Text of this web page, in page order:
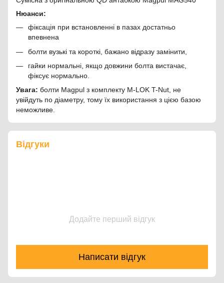
Нюанси:
фіксація при встановленні в пазах достатньо
впевнена
болти вузькі та короткі, бажано відразу замінити,
гайки нормальні, якщо довжини болта вистачає,
фіксує нормально.
Увага: болти Magpul з комплекту M-LOK T-Nut, не
увійдуть по діаметру, тому їх використання з цією базою
неможливе.
Відгуки
Додайте перший відгук
Написати відгук